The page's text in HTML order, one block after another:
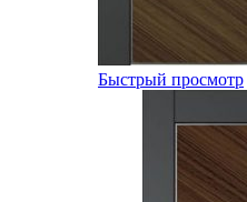
Быстрый просмотр